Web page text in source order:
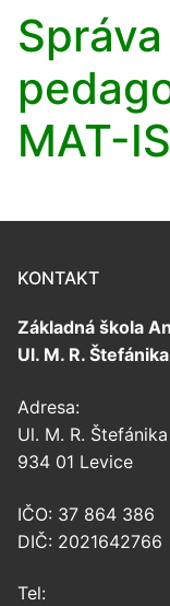
MAT-
KONTAKT
Základná škola
Ul. M. R.
Adresa:
Ul. M. R.
934 01 Levice
IČO: 37 864 386
DIČ: 2021642766
Tel: